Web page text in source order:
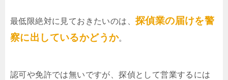
最低限絶対に見ておきたいのは、 探偵業の届けを警
察に出しているかどうか。
認可や免許では無いですが、探偵として営業するには